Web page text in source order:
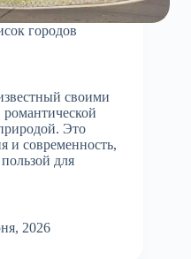
городов
своими
Это
и современность,
для
2026